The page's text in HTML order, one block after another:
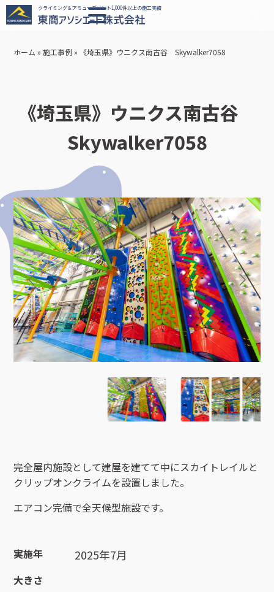
クライミング＆アミューズメント1,000件以上の施工実績
ホーム »施工事例 » 《埼玉県》ウニクス南古谷 Skywalker7058
《埼玉県》ウニクス南古谷
Skywalker7058
完全屋内施設として建屋を建てて中にスカイトレイルと
クリップオンクライムを設置しました。
エアコン完備で全天候型施設です。
実施年 2025年7月
大きさ